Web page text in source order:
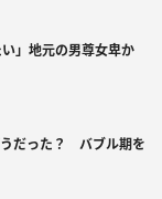
」地元の男尊女卑か
うだった？ バブル期を